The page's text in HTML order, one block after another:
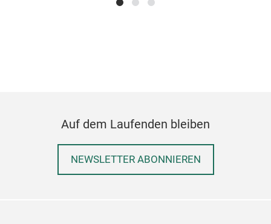
Auf dem Laufenden bleiben
NEWSLETTER ABONNIEREN